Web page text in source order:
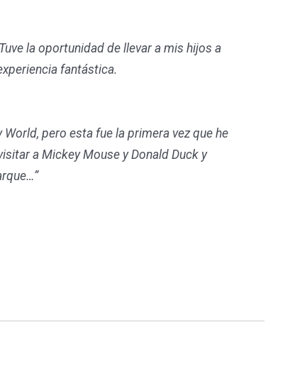
la oportunidad de llevar a mis hijos a
fantástica.
pero esta fue la primera vez que he
a Mickey Mouse y Donald Duck y